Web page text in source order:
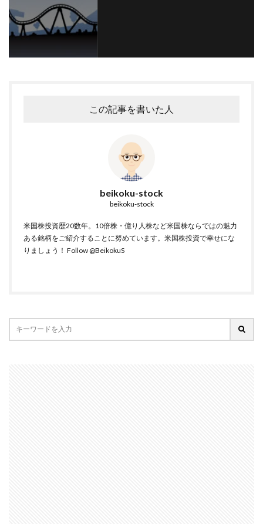
この記事を書いた人
beikoku-stock
beikoku-stock
米国株投資歴20数年。10倍株・億り人株など米国株ならではの魅力
ある銘柄をご紹介することに努めています。米国株投資で幸せにな
りましょう！ Follow @BeikokuS